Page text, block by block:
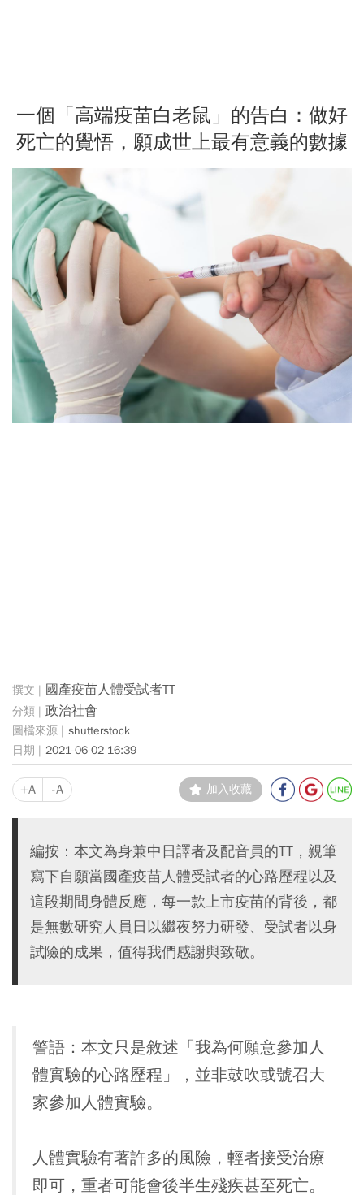
一個「高端疫苗白老鼠」的告白：做好
死亡的覺悟，願成世上最有意義的數據
國產疫苗人體受試者TT
政治社會
shutterstock
2021-06-02 16:39
+A -A 加入收藏
編按：本文為身兼中日譯者及配音員的TT，親筆
寫下自願當國產疫苗人體受試者的心路歷程以及
這段期間身體反應，每一款上市疫苗的背後，都
是無數研究人員日以繼夜努力研發、受試者以身
試險的成果，值得我們感謝與致敬。
警語：本文只是敘述「我為何願意參加人
體實驗的心路歷程」，並非鼓吹或號召大
家參加人體實驗。
人體實驗有著許多的風險，輕者接受治療
即可，重者可能會後半生殘疾甚至死亡。